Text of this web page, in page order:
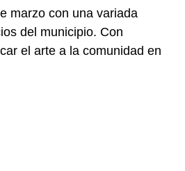
marzo con una variada
del municipio. Con
el arte a la comunidad en